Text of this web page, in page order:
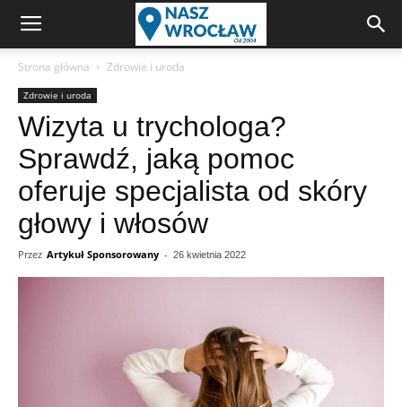
Strona główna Zdrowie i uroda
Zdrowie i uroda
Wizyta u trychologa?
Sprawdź, jaką pomoc
oferuje specjalista od skóry
głowy i włosów
Przez Artykuł Sponsorowany - 26 kwietnia 2022